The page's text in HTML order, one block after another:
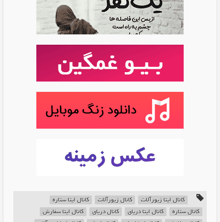
کانال ایتا زیورآلات کانال زیورآلات
کانال ایتا ستاره
کانال ستاره
کانال ایتا دریای کانال دریای
کانال ایتا سفارش